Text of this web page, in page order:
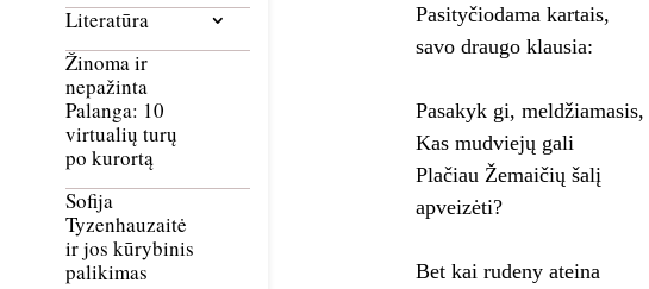
Literatūra
Žinoma ir
nepažinta
Palanga: 10
virtualių turų
po kurortą
Sofija
Tyzenhauzaitė
ir jos kūrybinis
palikimas
Pasityčiodama kartais,
savo draugo klausia:
Pasakyk gi, meldžiamasis,
Kas mudviejų gali
Plačiau Žemaičių šalį
apveizėti?
Bet kai rudeny ateina